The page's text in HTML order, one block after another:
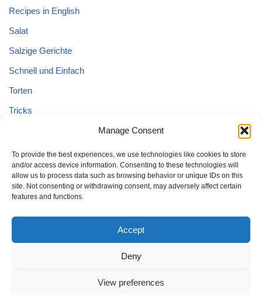
Manage Consent
To provide the best experiences, we use technologies like cookies to store
and/or access device information. Consenting to these technologies will
allow us to process data such as browsing behavior or unique IDs on this
site. Not consenting or withdrawing consent, may adversely affect certain
features and functions.
Accept
Deny
View preferences
Recipes in English
Salat
Salzige Gerichte
Schnell und Einfach
Torten
Tricks
Uncategorized
Vegane Kuchen
Schnell und Einfach
Gesund